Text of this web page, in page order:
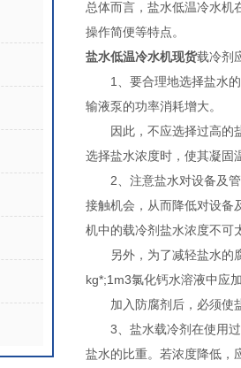
总体而言，盐水低温冷水机
操作简便等特点。
盐水低温冷水机现货载冷剂
1、要合理地选择盐水的
输液泵的功率消耗增大。
因此，不应选择过高的盐
选择盐水浓度时，使其凝固
2、注意盐水对设备及管
接触机会，从而降低对设备
机中的载冷剂盐水浓度不可
另外，为了减轻盐水的腐
kg*;1m3氯化钙水溶液中应
加入防腐剂后，必须使盐
3、盐水载冷剂在使用过
盐水的比重。若浓度降低，